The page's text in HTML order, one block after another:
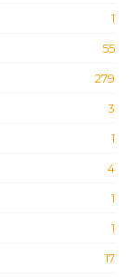
1
55
279
3
1
4
1
1
17